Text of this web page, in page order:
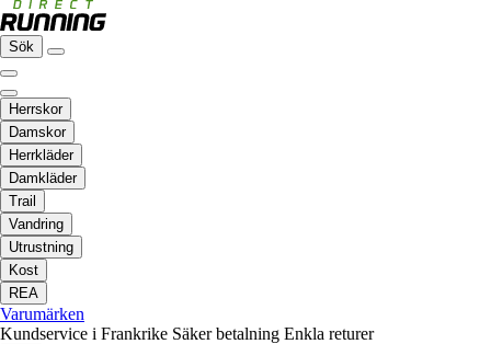
Sök
Herrskor
Damskor
Herrkläder
Damkläder
Trail
Vandring
Utrustning
Kost
REA
Varumärken
Kundservice i Frankrike Säker betalning Enkla returer